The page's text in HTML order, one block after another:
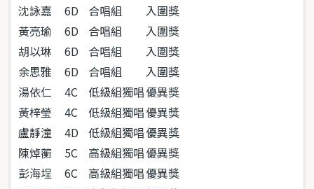
沈詠嘉
6D 合唱組
入圍獎
黃亮瑜
6D 合唱組
入圍獎
胡以琳
6D 合唱組
入圍獎
余思雅
6D 合唱組
入圍獎
湯依仁
4C 低級組獨唱優異獎
黃梓瑩
4C 低級組獨唱優異獎
盧靜潼
4D 低級組獨唱優異獎
陳焯蘅
5C 高級組獨唱優異獎
彭海埕
6C 高級組獨唱優異獎